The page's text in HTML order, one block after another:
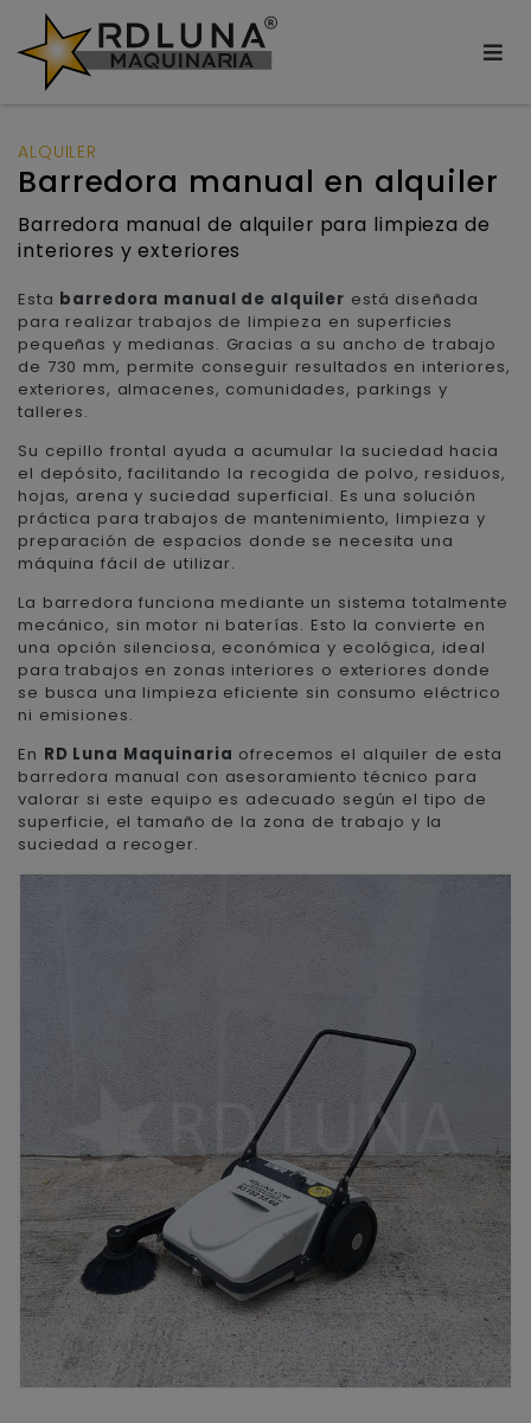
ALQUILER
Barredora manual en alquiler
Barredora manual de alquiler para limpieza de
interiores y exteriores
Esta barredora manual de alquiler está diseñada
para realizar trabajos de limpieza en superficies
pequeñas y medianas. Gracias a su ancho de trabajo
de 730 mm, permite conseguir resultados en interiores,
exteriores, almacenes, comunidades, parkings y
talleres.
Su cepillo frontal ayuda a acumular la suciedad hacia
el depósito, facilitando la recogida de polvo, residuos,
hojas, arena y suciedad superficial. Es una solución
práctica para trabajos de mantenimiento, limpieza y
preparación de espacios donde se necesita una
máquina fácil de utilizar.
La barredora funciona mediante un sistema totalmente
mecánico, sin motor ni baterías. Esto la convierte en
una opción silenciosa, económica y ecológica, ideal
para trabajos en zonas interiores o exteriores donde
se busca una limpieza eficiente sin consumo eléctrico
ni emisiones.
En RD Luna Maquinaria ofrecemos el alquiler de esta
barredora manual con asesoramiento técnico para
valorar si este equipo es adecuado según el tipo de
superficie, el tamaño de la zona de trabajo y la
suciedad a recoger.